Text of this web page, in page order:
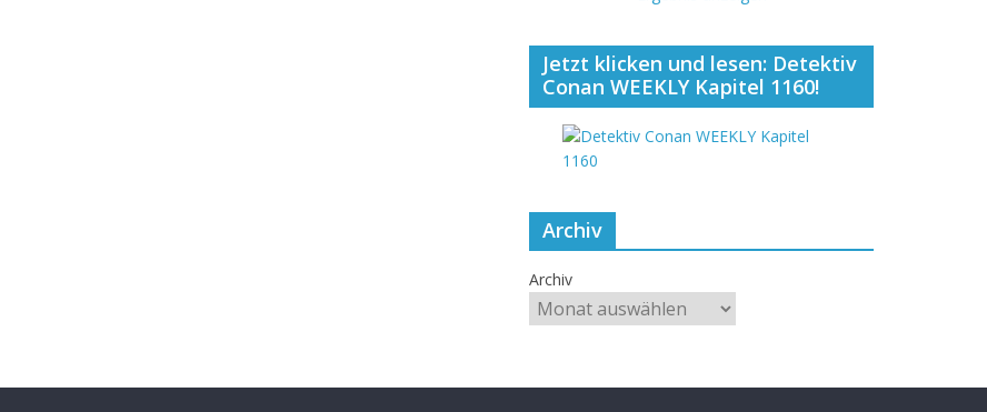
Jetzt klicken und lesen: Detektiv
Conan WEEKLY Kapitel 1160!
Archiv
Archiv